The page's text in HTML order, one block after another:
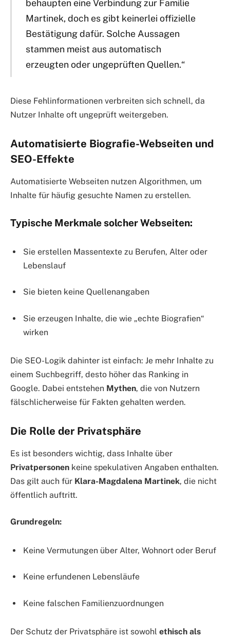
behaupten eine Verbindung zur Familie
Martinek, doch es gibt keinerlei offizielle
Bestätigung dafür. Solche Aussagen
stammen meist aus automatisch
erzeugten oder ungeprüften Quellen.“
Diese Fehlinformationen verbreiten sich schnell, da
Nutzer Inhalte oft ungeprüft weitergeben.
Automatisierte Biografie-Webseiten und
SEO-Effekte
Automatisierte Webseiten nutzen Algorithmen, um
Inhalte für häufig gesuchte Namen zu erstellen.
Typische Merkmale solcher Webseiten:
Sie erstellen Massentexte zu Berufen, Alter oder
Lebenslauf
Sie bieten keine Quellenangaben
Sie erzeugen Inhalte, die wie „echte Biografien“
wirken
Die SEO-Logik dahinter ist einfach: Je mehr Inhalte zu
einem Suchbegriff, desto höher das Ranking in
Google. Dabei entstehen Mythen, die von Nutzern
fälschlicherweise für Fakten gehalten werden.
Die Rolle der Privatsphäre
Es ist besonders wichtig, dass Inhalte über
Privatpersonen keine spekulativen Angaben enthalten.
Das gilt auch für Klara-Magdalena Martinek, die nicht
öffentlich auftritt.
Grundregeln:
Keine Vermutungen über Alter, Wohnort oder Beruf
Keine erfundenen Lebensläufe
Keine falschen Familienzuordnungen
Der Schutz der Privatsphäre ist sowohl ethisch als